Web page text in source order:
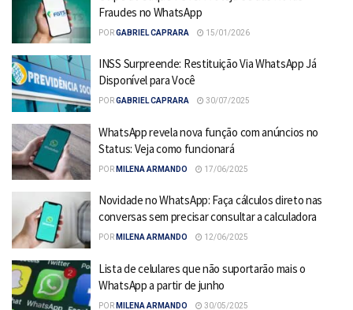
Fraudes no WhatsApp
PORGABRIEL CAPRARA 15/01/2026
INSS Surpreende: Restituição Via WhatsApp Já
Disponível para Você
PORGABRIEL CAPRARA 30/07/2025
WhatsApp revela nova função com anúncios no
Status: Veja como funcionará
POR MILENA ARMANDO 17/06/2025
Novidade no WhatsApp: Faça cálculos direto nas
conversas sem precisar consultar a calculadora
POR MILENA ARMANDO 12/06/2025
Lista de celulares que não suportarão mais o
WhatsApp a partir de junho
POR MILENA ARMANDO 30/05/2025